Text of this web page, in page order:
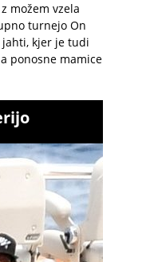
možem vzela
turnejo On
jahti, kjer je tudi
ponosne mamice